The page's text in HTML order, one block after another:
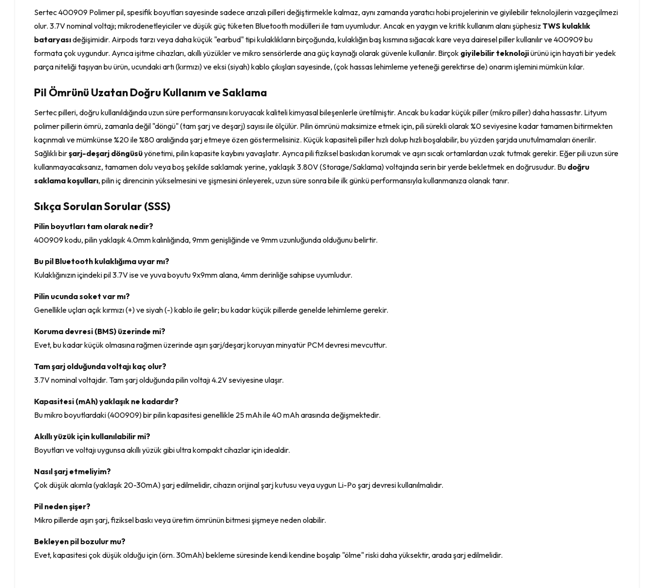
Sertec 400909 Polimer pil, spesifik boyutları sayesinde sadece arızalı pilleri değiştirmekle kalmaz, aynı zamanda yaratıcı hobi projelerinin ve giyilebilir teknolojilerin vazgeçilmezi
olur. 3.7V nominal voltajı; mikrodenetleyiciler ve düşük güç tüketen Bluetooth modülleri ile tam uyumludur. Ancak en yaygın ve kritik kullanım alanı şüphesizTWS kulaklık
bataryasıdeğişimidir. Airpods tarzı veya daha küçük "earbud" tipi kulaklıkların birçoğunda, kulaklığın baş kısmına sığacak kare veya dairesel piller kullanılır ve 400909 bu
formata çok uygundur. Ayrıca işitme cihazları, akıllı yüzükler ve mikro sensörlerde ana güç kaynağı olarak güvenle kullanılır. Birçok giyilebilir teknolojiürünü için hayati bir yedek
parça niteliği taşıyan bu ürün, ucundaki artı (kırmızı) ve eksi (siyah) kablo çıkışları sayesinde, (çok hassas lehimleme yeteneği gerektirse de) onarım işlemini mümkün kılar.
Pil Ömrünü Uzatan Doğru Kullanım ve Saklama
Sertec pilleri, doğru kullanıldığında uzun süre performansını koruyacak kaliteli kimyasal bileşenlerle üretilmiştir. Ancak bu kadar küçük piller (mikro piller) daha hassastır. Lityum
polimer pillerin ömrü, zamanla değil "döngü" (tam şarj ve deşarj) sayısı ile ölçülür. Pilin ömrünü maksimize etmek için, pili sürekli olarak %0 seviyesine kadar tamamen bitirmekten
kaçınmalı ve mümkünse %20 ile %80 aralığında şarj etmeye özen göstermelisiniz. Küçük kapasiteli piller hızlı dolup hızlı boşalabilir, bu yüzden şarjda unutulmamaları önerilir.
Sağlıklı birşarj-deşarj döngüsüyönetimi, pilin kapasite kaybını yavaşlatır. Ayrıca pili fiziksel baskıdan korumak ve aşırı sıcak ortamlardan uzak tutmak gerekir. Eğer pili uzun süre
kullanmayacaksanız, tamamen dolu veya boş şekilde saklamak yerine, yaklaşık 3.80V (Storage/Saklama) voltajında serin bir yerde bekletmek en doğrusudur. Bu doğru
saklama koşulları, pilin iç direncinin yükselmesini ve şişmesini önleyerek, uzun süre sonra bile ilk günkü performansıyla kullanmanıza olanak tanır.
Sıkça Sorulan Sorular (SSS)
Pilin boyutları tam olarak nedir?
400909 kodu, pilin yaklaşık 4.0mm kalınlığında, 9mm genişliğinde ve 9mm uzunluğunda olduğunu belirtir.
Bu pil Bluetooth kulaklığıma uyar mı?
Kulaklığınızın içindeki pil 3.7V ise ve yuva boyutu 9x9mm alana, 4mm derinliğe sahipse uyumludur.
Pilin ucunda soket var mı?
Genellikle uçları açık kırmızı (+) ve siyah (-) kablo ile gelir; bu kadar küçük pillerde genelde lehimleme gerekir.
Koruma devresi (BMS) üzerinde mi?
Evet, bu kadar küçük olmasına rağmen üzerinde aşırı şarj/deşarj koruyan minyatür PCM devresi mevcuttur.
Tam şarj olduğunda voltajı kaç olur?
3.7V nominal voltajdır. Tam şarj olduğunda pilin voltajı 4.2V seviyesine ulaşır.
Kapasitesi (mAh) yaklaşık ne kadardır?
Bu mikro boyutlardaki (400909) bir pilin kapasitesi genellikle 25 mAh ile 40 mAh arasında değişmektedir.
Akıllı yüzük için kullanılabilir mi?
Boyutları ve voltajı uygunsa akıllı yüzük gibi ultra kompakt cihazlar için idealdir.
Nasıl şarj etmeliyim?
Çok düşük akımla (yaklaşık 20-30mA) şarj edilmelidir, cihazın orijinal şarj kutusu veya uygun Li-Po şarj devresi kullanılmalıdır.
Pil neden şişer?
Mikro pillerde aşırı şarj, fiziksel baskı veya üretim ömrünün bitmesi şişmeye neden olabilir.
Bekleyen pil bozulur mu?
Evet, kapasitesi çok düşük olduğu için (örn. 30mAh) bekleme süresinde kendi kendine boşalıp "ölme" riski daha yüksektir, arada şarj edilmelidir.